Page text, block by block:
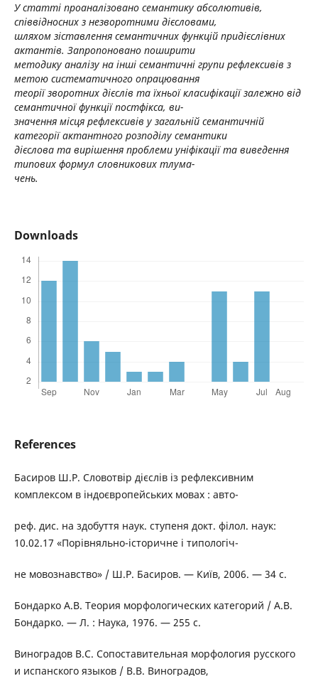
У статті проаналізовано семантику абсолютивів,
співвідносних з незворотними дієсловами,
шляхом зіставлення семантичних функцій придієслівних
актантів. Запропоновано поширити
методику аналізу на інші семантичні групи рефлексивів з
метою систематичного опрацювання
теорії зворотних дієслів та їхньої класифікації залежно від
семантичної функції постфікса, ви-
значення місця рефлексивів у загальній семантичній
категорії актантного розподілу семантики
дієслова та вирішення проблеми уніфікації та виведення
типових формул словникових тлума-
чень.
Downloads
References
Басиров Ш.Р. Словотвір дієслів із рефлексивним
комплексом в індоєвропейських мовах : авто-
реф. дис. на здобуття наук. ступеня докт. філол. наук:
10.02.17 «Порівняльно-історичне і типологіч-
не мовознавство» / Ш.Р. Басиров. — Київ, 2006. — 34 с.
Бондарко А.В. Теория морфологических категорий / А.В.
Бондарко. — Л. : Наука, 1976. — 255 с.
Виноградов В.С. Сопоставительная морфология русского
и испанского языков / В.В. Виноградов,